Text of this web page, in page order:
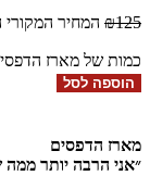
₪125 המחיר המקורי היה:
כמות של מארז
הוספה לסל
מארז הדפסים
״אני הרבה יותר ממה